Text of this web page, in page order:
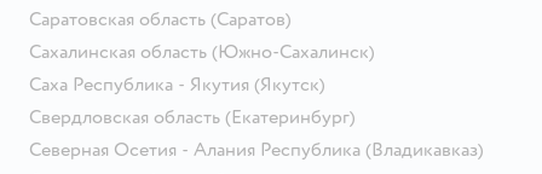
Саратовская область (Саратов)
Сахалинская область (Южно-Сахалинск)
Саха Республика - Якутия (Якутск)
Свердловская область (Екатеринбург)
Северная Осетия - Алания Республика (Владикавказ)